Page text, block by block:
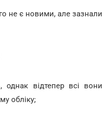
не є новими, але зазнали
однак відтепер всі вони
обліку;